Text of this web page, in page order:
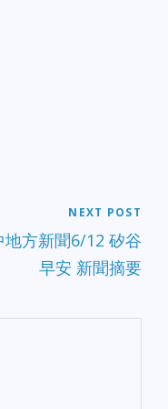
NEXT POST
地方新聞6/12 矽谷
早安 新聞摘要